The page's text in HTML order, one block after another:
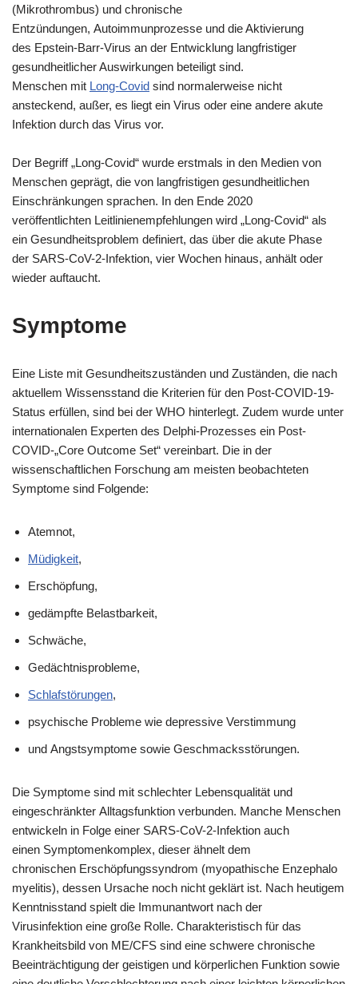
(Mikrothrombus) und chronische
Entzündungen, Autoimmunprozesse und die Aktivierung
des Epstein-Barr-Virus an der Entwicklung langfristiger
gesundheitlicher Auswirkungen beteiligt sind.
Menschen mit Long-Covid sind normalerweise nicht
ansteckend, außer, es liegt ein Virus oder eine andere akute
Infektion durch das Virus vor.
Der Begriff „Long-Covid“ wurde erstmals in den Medien von
Menschen geprägt, die von langfristigen gesundheitlichen
Einschränkungen sprachen. In den Ende 2020
veröffentlichten Leitlinienempfehlungen wird „Long-Covid“ als
ein Gesundheitsproblem definiert, das über die akute Phase
der SARS-CoV-2-Infektion, vier Wochen hinaus, anhält oder
wieder auftaucht.
Symptome
Eine Liste mit Gesundheitszuständen und Zuständen, die nach
aktuellem Wissensstand die Kriterien für den Post-COVID-19-
Status erfüllen, sind bei der WHO hinterlegt. Zudem wurde unter
internationalen Experten des Delphi-Prozesses ein Post-
COVID-„Core Outcome Set“ vereinbart. Die in der
wissenschaftlichen Forschung am meisten beobachteten
Symptome sind Folgende:
Atemnot,
Müdigkeit,
Erschöpfung,
gedämpfte Belastbarkeit,
Schwäche,
Gedächtnisprobleme,
Schlafstörungen,
psychische Probleme wie depressive Verstimmung
und Angstsymptome sowie Geschmacksstörungen.
Die Symptome sind mit schlechter Lebensqualität und
eingeschränkter Alltagsfunktion verbunden. Manche Menschen
entwickeln in Folge einer SARS-CoV-2-Infektion auch
einen Symptomenkomplex, dieser ähnelt dem
chronischen Erschöpfungssyndrom (myopathische Enzephalo
myelitis), dessen Ursache noch nicht geklärt ist. Nach heutigem
Kenntnisstand spielt die Immunantwort nach der
Virusinfektion eine große Rolle. Charakteristisch für das
Krankheitsbild von ME/CFS sind eine schwere chronische
Beeinträchtigung der geistigen und körperlichen Funktion sowie